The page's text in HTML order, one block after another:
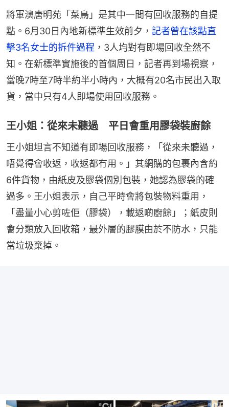
將軍澳唐明苑「菜鳥」是其中一間有回收服務的自提
點。6月30日內地新標準生效前夕， 記者曾在該點直
擊3名女士的拆件過程 ，3人均對有即場回收全然不
知。在新標準實施後的首個周日，記者再到場視察，
當晚7時至7時半約半小時內，大概有20名市民出入取
貨，當中只有4人即場使用回收服務。
王小姐：從來未聽過 平日會重用膠袋裝廚餘
王小姐坦言不知道有即場回收服務，「從來未聽過，
唔覺得會收返，收返都冇用。」其網購的包裹內含約
6件貨物，由紙皮及膠袋個別包裝，她認為膠袋的確
過多。王小姐表示，自己平時會將包裝物料重用，
「盡量小心剪咗佢（膠袋），載返啲廚餘」；紙皮則
會分類放入回收箱，最外層的膠膜由於不防水，只能
當垃圾棄掉。